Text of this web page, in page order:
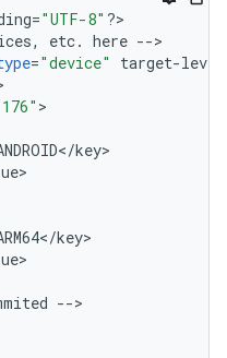
="UTF-8" ?>
, etc. here -->
="device" target-level
>
</key>
>
</key>
>
-->